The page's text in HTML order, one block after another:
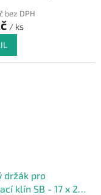
bez DPH
/ ks
držák pro
klín SB - 17 x 28